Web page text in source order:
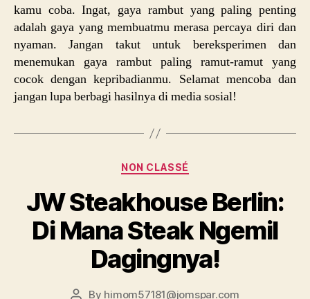
kamu coba. Ingat, gaya rambut yang paling penting
adalah gaya yang membuatmu merasa percaya diri dan
nyaman. Jangan takut untuk bereksperimen dan
menemukan gaya rambut paling ramut-ramut yang
cocok dengan kepribadianmu. Selamat mencoba dan
jangan lupa berbagi hasilnya di media sosial!
Categories
NON CLASSÉ
JW Steakhouse Berlin:
Di Mana Steak Ngemil
Dagingnya!
Post
By himom57181@jomspar.com